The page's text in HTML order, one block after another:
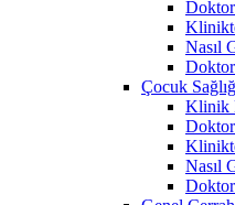
Doktor
Nasıl
Çocuk
Klinik
Doktor
Nasıl